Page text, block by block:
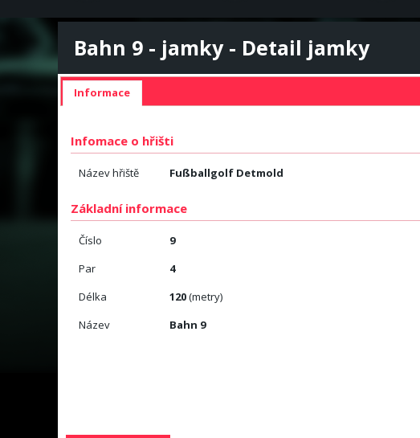
Bahn 9 - jamky - Detail jamky
Informace
Infomace o hřišti
Název hřiště Fußballgolf Detmold
Základní informace
Číslo
9
Par
4
Délka
120(metry)
Název
Bahn 9